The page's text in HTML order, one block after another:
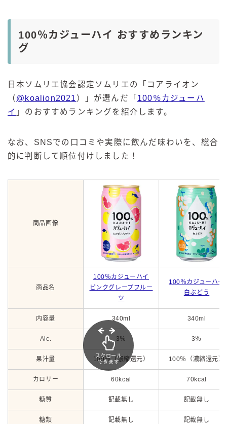
100％カジューハイ おすすめランキン
グ
日本ソムリエ協会認定ソムリエの「コアライオン
（ @koalion2021 ）」が選んだ「 100％カジューハ
イ 」のおすすめランキングを紹介します。
なお、SNSでの口コミや実際に飲んだ味わいを、総合
的に判断して順位付けしました！
商品画像
商品名
100％カジューハイ
ピンクグレープフルー
ツ
100％カジューハイ
白ぶどう
内容量 340ml 340ml
Alc. 3％ 3％
果汁量 100％（濃縮還元） 100％（濃縮還元）
カロリー 60kcal 70kcal
糖質 記載無し 記載無し
糖類 記載無し 記載無し
スクロール
できます